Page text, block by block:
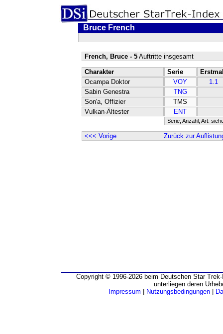
Bruce French
French, Bruce - 5Auftritte insgesamt
Charakter Serie
Ocampa Doktor
VOY
1.1
Sabin Genestra
TNG
Son'a, Offizier
TMS
Vulkan-Ältester
ENT
Serie, Anzahl, Art:
<<< Vorige Zurück zur
Copyright © 1996-2026 beim Deutschen Star
unterliegen deren
Impressum
Nutzungsbedingungen